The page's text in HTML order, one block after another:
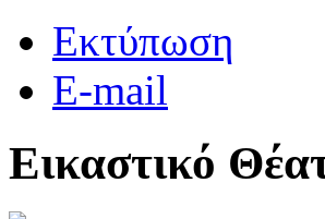
Εκτύπωση
E-mail
Εικαστικό